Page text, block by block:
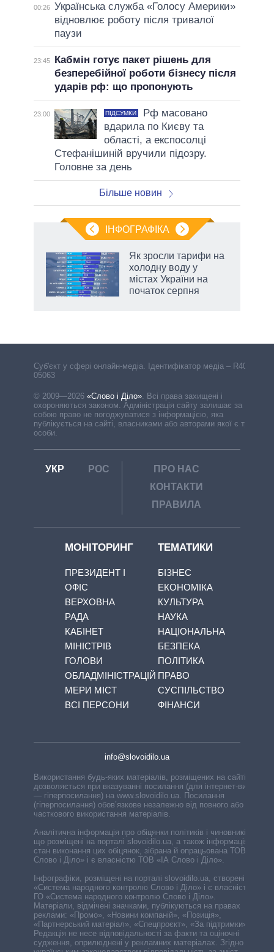
00:26 Українська служба «Голосу Америки»
відновлює роботу після тривалої
паузи
23:45
Кабмін готує пакет рішень для
безперебійної роботи бізнесу після
ударів рф: що пропонують
23:00 ПІДСУМКИ
Рф масовано
вдарила по Києву та
області, а експосолці
Стефанішиній вручили підозру.
Головне за день
Більше новин
ІНФОГРАФІКА
Як зросли тарифи на
холодну воду у
містах України на
початок серпня
Cуб'єкт у сфері онлайн-медіа. Ідентифікатор медіа – R40-
05063
© 2009—2026 «Слово і Діло». Всі права захищені і
охороняються законом. Адміністрація сайту залишає за
собою право не погоджуватися з інформацією, яка
публікується на сайті, власниками або авторами якої є треті
особи.
УКР РОС
ПРО НАС
КОНТАКТИ
ПРАВИЛА
МОНІТОРИНГ
ПРЕЗИДЕНТ І
ОФІС
ВЕРХОВНА
РАДА
КАБІНЕТ
МІНІСТРІВ
ГОЛОВИ
ОБЛАДМІНІСТРАЦІЙ
МЕРИ МІСТ
ВСІ ПЕРСОНИ
ТЕМАТИКИ
БІЗНЕС
ЕКОНОМІКА
КУЛЬТУРА
НАУКА
НАЦІОНАЛЬНА
БЕЗПЕКА
ПОЛІТИКА
ПРАВО
СУСПІЛЬСТВО
ФІНАНСИ
info@slovoidilo.ua
Використання будь-яких матеріалів, розміщених на сайті,
дозволяється при вказуванні посилання (для інтернет-видань
— гіперпосилання) на www.slovoidilo.ua. Посилання
(гіперпосилання) обов’язкове незалежно від повного або
часткового використання матеріалів.
Аналітична інформація про обіцянки політиків і чиновників,
що розміщені на порталі slovoidilo.ua, а також інформація про
стан виконання цих обіцянок, зібрана й опрацьована ТОВ «ІА
Слово і Діло» і є власністю ТОВ «ІА Слово і Діло».
Інфографіки, розміщені на порталі slovoidilo.ua, створені ГО
«Система народного контролю Слово і Діло» і є власністю
ГО «Система народного контролю Слово і Діло».
Матеріали, відмічені значками, публікуються на правах
реклами: «Промо», «Новини компаній», «Позиція»,
«Партнерський матеріал», «Спецпроєкт», «За підтримки».
Редакція не несе відповідальності за факти та оціночні
судження, оприлюднені у рекламних матеріалах. Згідно з